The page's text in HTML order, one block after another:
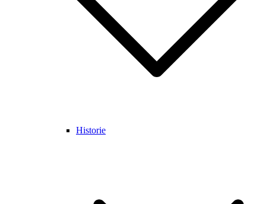
Historie